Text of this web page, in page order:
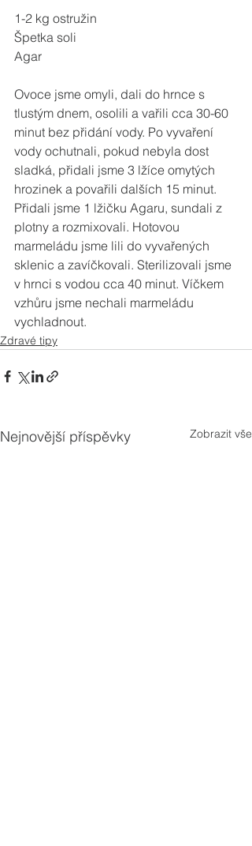
1-2 kg ostružin
Špetka soli
Agar
Ovoce jsme omyli, dali do hrnce s
tlustým dnem, osolili a vařili cca 30-60
minut bez přidání vody. Po vyvaření
vody ochutnali, pokud nebyla dost
sladká, přidali jsme 3 lžíce omytých
hrozinek a povařili dalších 15 minut.
Přidali jsme 1 lžičku Agaru, sundali z
plotny a rozmixovali. Hotovou
marmeládu jsme lili do vyvařených
sklenic a zavíčkovali. Sterilizovali jsme
v hrnci s vodou cca 40 minut. Víčkem
vzhůru jsme nechali marmeládu
vychladnout.
Zdravé tipy
Nejnovější příspěvky Zobrazit vše